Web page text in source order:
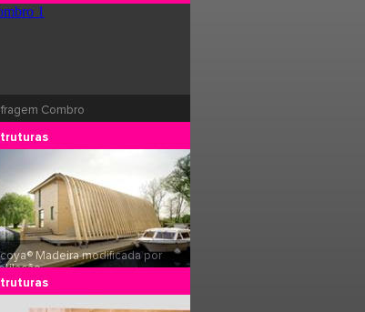
Combro
Madeira modificada por